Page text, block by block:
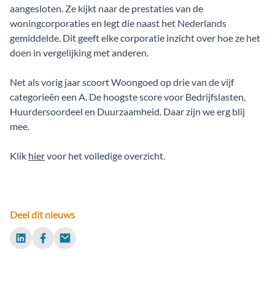
aangesloten. Ze kijkt naar de prestaties van de
woningcorporaties en legt die naast het Nederlands
gemiddelde. Dit geeft elke corporatie inzicht over hoe ze het
doen in vergelijking met anderen.
Net als vorig jaar scoort Woongoed op drie van de vijf
categorieën een A. De hoogste score voor Bedrijfslasten,
Huurdersoordeel en Duurzaamheid. Daar zijn we erg blij
mee.
Klik hiervoor het volledige overzicht.
Deel dit nieuws
LinkedInFacebook
Email